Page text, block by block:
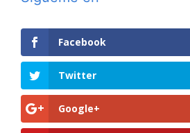
Facebook
Twitter
Google+